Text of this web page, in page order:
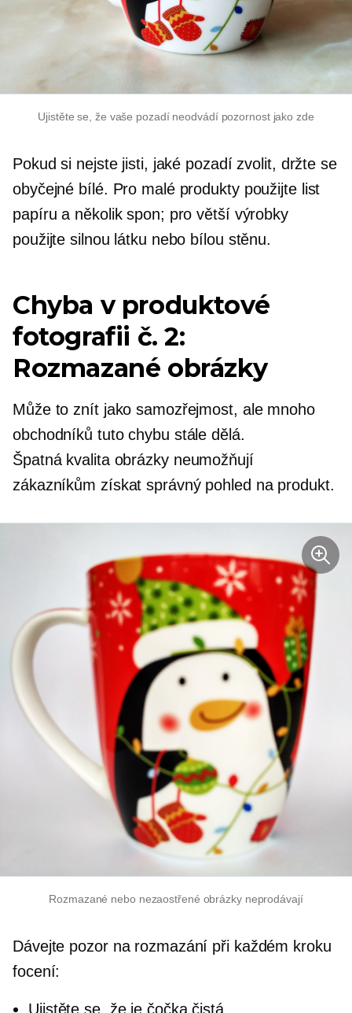
Ujistěte se, že vaše pozadí neodvádí pozornost jako zde
Pokud si nejste jisti, jaké pozadí zvolit, držte se
obyčejné bílé. Pro malé produkty použijte list
papíru a několik spon; pro větší výrobky
použijte silnou látku nebo bílou stěnu.
Chyba v produktové
fotografii č. 2:
Rozmazané obrázky
Může to znít jako samozřejmost, ale mnoho
obchodníků tuto chybu stále dělá.
Špatná kvalitaobrázky neumožňují
zákazníkům získat správný pohled na produkt.
Rozmazané nebo nezaostřené obrázky neprodávají
Dávejte pozor na rozmazání při každém kroku
focení:
Ujistěte se, že je čočka čistá